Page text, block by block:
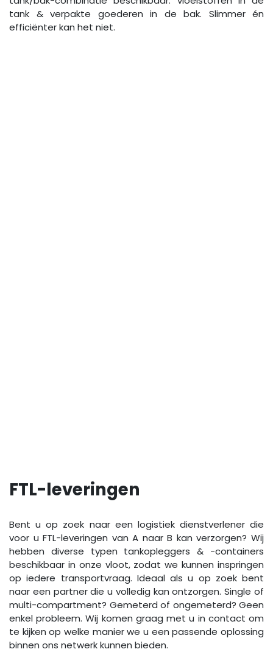
tank & verpakte goederen in de bak. Slimmer én
efficiënter kan het niet.
FTL-leveringen
Bent u op zoek naar een logistiek dienstverlener die
voor u FTL-leveringen van A naar B kan verzorgen? Wij
hebben diverse typen tankopleggers & -containers
beschikbaar in onze vloot, zodat we kunnen inspringen
op iedere transportvraag. Ideaal als u op zoek bent
naar een partner die u volledig kan ontzorgen. Single of
multi-compartment? Gemeterd of ongemeterd? Geen
enkel probleem. Wij komen graag met u in contact om
te kijken op welke manier we u een passende oplossing
binnen ons netwerk kunnen bieden.